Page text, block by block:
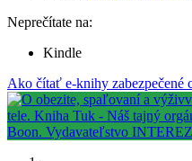
Neprečítate na:
Kindle
Ako čítať e-knihy zabezpečené